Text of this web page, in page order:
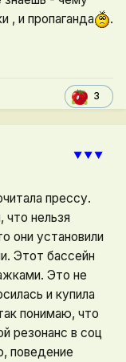
, и пропаганда
.
3
⯆⯆⯆
прессу.
нельзя
они установили
Этот бассейн
Это не
и купила
понимаю, что
резонанс в соц
поведение